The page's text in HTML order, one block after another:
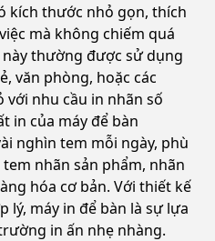
kích thước nhỏ gọn, thích
mà không chiếm quá
thường được sử dụng
văn phòng, hoặc các
với nhu cầu in nhãn số
in của máy để bàn
nghìn tem mỗi ngày, phù
nhãn sản phẩm, nhãn
hóa cơ bản. Với thiết kế
lý, máy in để bàn là sự lựa
in ấn nhẹ nhàng.